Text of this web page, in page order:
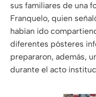
sus familiares de una
Franquelo, quien
habían ido
diferentes pósteres
prepararon, además,
durante el acto